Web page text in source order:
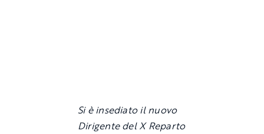
Si è insediato il nuovo
Dirigente del X Reparto